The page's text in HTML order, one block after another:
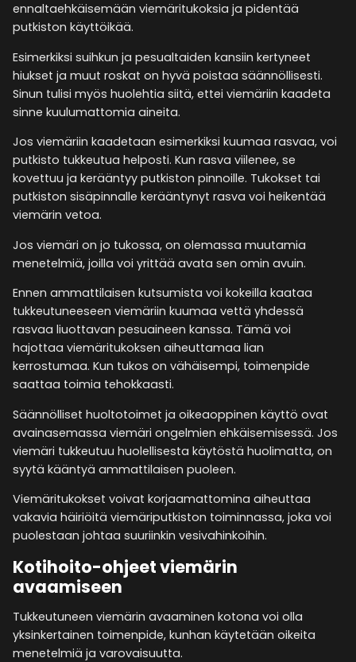
ennaltaehkäisemään viemäritukoksia ja pidentää
putkiston käyttöikää.
Esimerkiksi suihkun ja pesualtaiden kansiin kertyneet
hiukset ja muut roskat on hyvä poistaa säännöllisesti.
Sinun tulisi myös huolehtia siitä, ettei viemäriin kaadeta
sinne kuulumattomia aineita.
Jos viemäriin kaadetaan esimerkiksi kuumaa rasvaa, voi
putkisto tukkeutua helposti. Kun rasva viilenee, se
kovettuu ja kerääntyy putkiston pinnoille. Tukokset tai
putkiston sisäpinnalle kerääntynyt rasva voi heikentää
viemärin vetoa.
Jos viemäri on jo tukossa, on olemassa muutamia
menetelmiä, joilla voi yrittää avata sen omin avuin.
Ennen ammattilaisen kutsumista voi kokeilla kaataa
tukkeutuneeseen viemäriin kuumaa vettä yhdessä
rasvaa liuottavan pesuaineen kanssa. Tämä voi
hajottaa viemäritukoksen aiheuttamaa lian
kerrostumaa. Kun tukos on vähäisempi, toimenpide
saattaa toimia tehokkaasti.
Säännölliset huoltotoimet ja oikeaoppinen käyttö ovat
avainasemassa viemäri ongelmien ehkäisemisessä. Jos
viemäri tukkeutuu huolellisesta käytöstä huolimatta, on
syytä kääntyä ammattilaisen puoleen.
Viemäritukokset voivat korjaamattomina aiheuttaa
vakavia häiriöitä viemäriputkiston toiminnassa, joka voi
puolestaan johtaa suuriinkin vesivahinkoihin.
Kotihoito-ohjeet viemärin
avaamiseen
Tukkeutuneen viemärin avaaminen kotona voi olla
yksinkertainen toimenpide, kunhan käytetään oikeita
menetelmiä ja varovaisuutta.